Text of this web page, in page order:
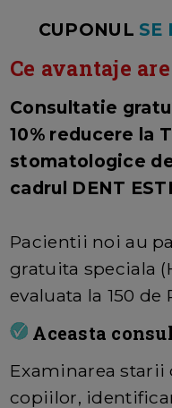
CUPONUL SE
Ce avantaje
Consultatie
10% reducere la
stomatologice
cadrul DENT
Pacientii noi au
gratuita speciala
evaluata la 150 de
Aceasta
Examinarea starii
copiilor,